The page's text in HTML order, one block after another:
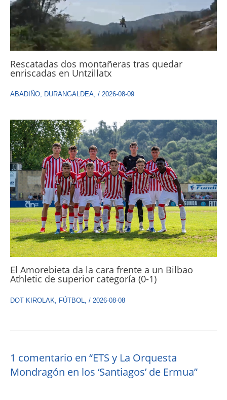
Rescatadas dos montañeras tras quedar
enriscadas en Untzillatx
ABADIÑO, DURANGALDEA, / 2026-08-09
El Amorebieta da la cara frente a un Bilbao
Athletic de superior categoría (0-1)
DOT KIROLAK FÚTBOL / 2026-08-08
1 comentario en “ETS y La Orquesta
Mondragón en los ‘Santiagos’ de Ermua”